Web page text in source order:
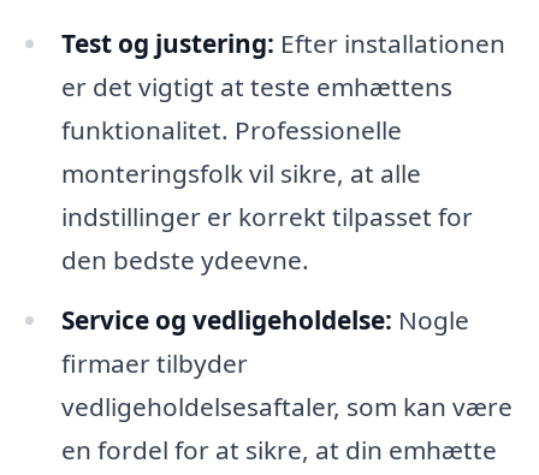
Test og justering: Efter installationen
er det vigtigt at teste emhættens
funktionalitet. Professionelle
monteringsfolk vil sikre, at alle
indstillinger er korrekt tilpasset for
den bedste ydeevne.
Service og vedligeholdelse: Nogle
firmaer tilbyder
vedligeholdelsesaftaler, som kan være
en fordel for at sikre, at din emhætte